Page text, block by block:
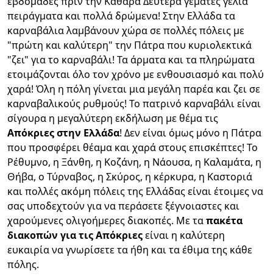
πειράγματα και πολλά δρώμενα! Στην Ελλάδα τα
καρναβάλια λαμβάνουν χώρα σε πολλές πόλεις με
"πρώτη και καλύτερη" την Πάτρα που κυριολεκτικά
"ζει" για το καρναβάλι! Τα άρματα και τα πληρώματα
ετοιμάζονται όλο τον χρόνο με ενθουσιασμό και πολύ
χαρά! Όλη η πόλη γίνεται μια μεγάλη παρέα και ζει σε
καρναβαλικούς ρυθμούς! Το πατρινό καρναβάλι είναι
σίγουρα η μεγαλύτερη εκδήλωση με θέμα τις
Απόκριες στην Ελλάδα! Δεν είναι όμως μόνο η Πάτρα
που προσφέρει θέαμα και χαρά στους επισκέπτες! Το
Ρέθυμνο, η Ξάνθη, η Κοζάνη, η Νάουσα, η Καλαμάτα, η
Θήβα, ο Τύρναβος, η Σκύρος, η κέρκυρα, η Καστοριά
και πολλές ακόμη πόλεις της Ελλάδας είναι έτοιμες να
σας υποδεχτούν για να περάσετε ξέγνοιαστες και
χαρούμενες ολιγοήμερες διακοπές. Με ταπακέτα
διακοπών για τις Απόκριεςείναι η καλύτερη
ευκαιρία να γνωρίσετε τα ήθη και τα έθιμα της κάθε
πόλης.